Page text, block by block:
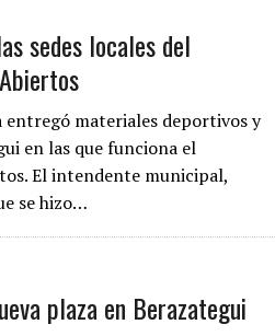
sedes locales del
entregó materiales deportivos y
en las que funciona el
El intendente municipal,
se hizo…
plaza en Berazategui